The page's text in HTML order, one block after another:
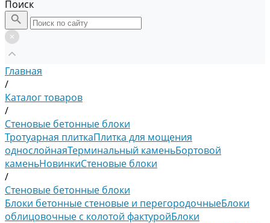
Поиск
Главная
/
Каталог товаров
/
Стеновые бетонные блоки
Тротуарная плиткаПлитка для мощения
однослойнаяТерминальный каменьБортовой
каменьНовинкиСтеновые блоки
/
Стеновые бетонные блоки
Блоки бетонные стеновые и перегородочныеБлоки
облицовочные с колотой фактуройБлоки